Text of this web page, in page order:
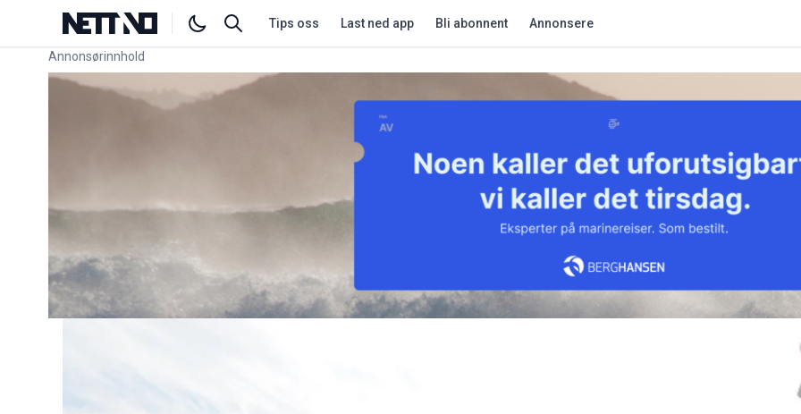
Tips oss Last ned app Bli abonnent Annonsere
Annonsørinnhold
Link for annonse